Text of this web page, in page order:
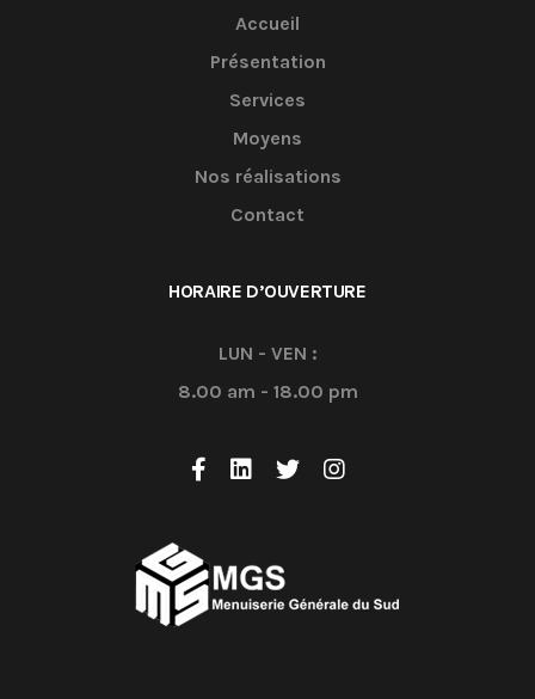
Accueil
Présentation
Services
Moyens
Nos réalisations
Contact
HORAIRE D’OUVERTURE
LUN - VEN :
8.00 am - 18.00 pm